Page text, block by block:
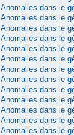
Anomalies dans le
Anomalies dans le
Anomalies dans le
Anomalies dans le
Anomalies dans le
Anomalies dans le
Anomalies dans le
Anomalies dans le
Anomalies dans le
Anomalies dans le
Anomalies dans le
Anomalies dans le
Anomalies dans le